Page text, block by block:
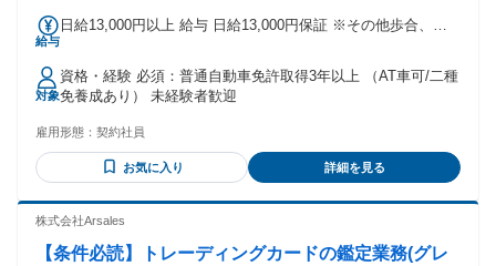
給与
日給13,000円以上 給与 日給13,000円保証 ※その他歩合、残
対象
資格・経験 必須：普通自動車免許取得3年以上 （AT車可/二種
免養成あり） 未経験者歓迎
雇用形態： 契約社員
お気に入り 詳細を見る
株式会社Arsales
【条件必読】トレーディングカードの鑑定業務(グレ